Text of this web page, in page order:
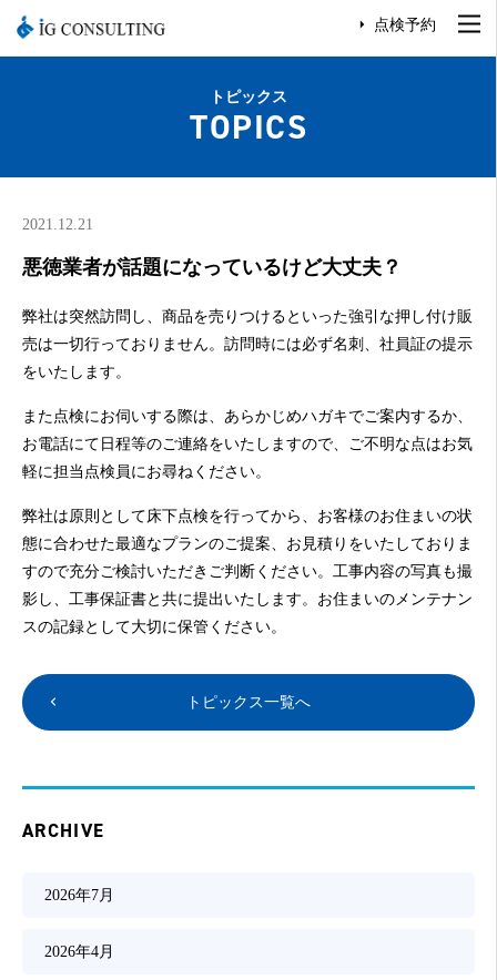
点検予約
トピックス
TOPICS
2021.12.21
悪徳業者が話題になっているけど大丈夫？
弊社は突然訪問し、商品を売りつけるといった強引な押し付け販
売は一切行っておりません。訪問時には必ず名刺、社員証の提示
をいたします。
また点検にお伺いする際は、あらかじめハガキでご案内するか、
お電話にて日程等のご連絡をいたしますので、ご不明な点はお気
軽に担当点検員にお尋ねください。
弊社は原則として床下点検を行ってから、お客様のお住まいの状
態に合わせた最適なプランのご提案、お見積りをいたしておりま
すので充分ご検討いただきご判断ください。工事内容の写真も撮
影し、工事保証書と共に提出いたします。お住まいのメンテナン
スの記録として大切に保管ください。
トピックス一覧へ
ARCHIVE
2026年7月
2026年4月